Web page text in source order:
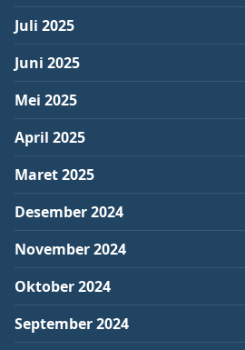
Juli 2025
Juni 2025
Mei 2025
April 2025
Maret 2025
Desember 2024
November 2024
Oktober 2024
September 2024